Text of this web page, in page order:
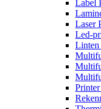
Label
Laser
Led-
Linten